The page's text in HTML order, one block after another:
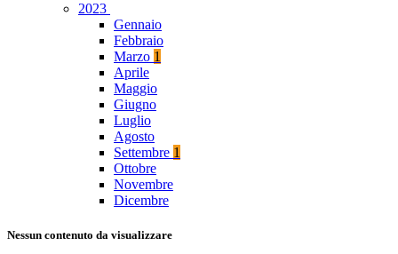
2023
Gennaio
Febbraio
Marzo 1
Aprile
Maggio
Giugno
Luglio
Agosto
Settembre 1
Ottobre
Novembre
Dicembre
Nessun contenuto da visualizzare